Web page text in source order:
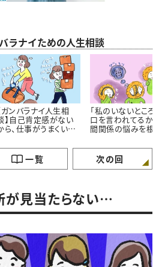
ラナイための人生相談
ガンバラナイ人生相
】自己肯定感がない
ら、仕事がうまくいき
「私のいないところ
口を言われてるかも
間関係の悩みを根っ
ガンバラナイ人生相
一覧 次の回
が見当たらない…